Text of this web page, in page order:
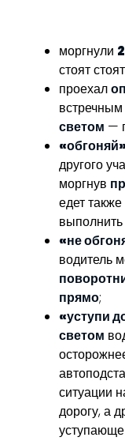
моргнули
стоят стоят
проехал
светом —
другого
моргнув
едет
«не
водитель
прямо;
«уступи
светом
ситуации
дорогу, а